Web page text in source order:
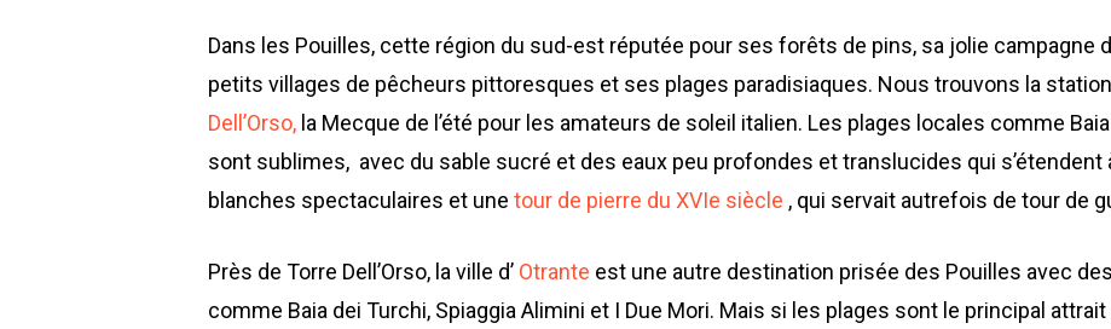
Dans les Pouilles, cette région du sud-est réputée pour ses forêts de pins, sa jolie campagne
petits villages de pêcheurs pittoresques et ses plages paradisiaques. Nous trouvons la station
Dell’Orso, la Mecque de l’été pour les amateurs de soleil italien. Les plages locales comme Baia
sont sublimes, avec du sable sucré et des eaux peu profondes et translucides qui s’étendent
blanches spectaculaires et une tour de pierre du XVIe siècle , qui servait autrefois de tour de
Près de Torre Dell’Orso, la ville d’ Otrante est une autre destination prisée des Pouilles avec
comme Baia dei Turchi, Spiaggia Alimini et I Due Mori. Mais si les plages sont le principal attrait